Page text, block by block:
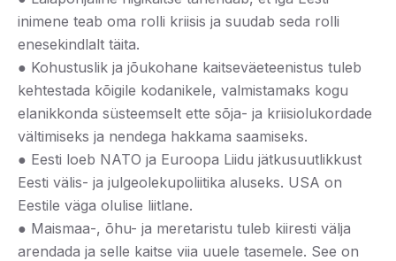
inimene teab oma rolli kriisis ja suudab seda rolli
enesekindlalt täita.
● Kohustuslik ja jõukohane kaitseväeteenistus tuleb
kehtestada kõigile kodanikele, valmistamaks kogu
elanikkonda süsteemselt ette sõja- ja kriisiolukordade
vältimiseks ja nendega hakkama saamiseks.
● Eesti loeb NATO ja Euroopa Liidu jätkusuutlikkust
Eesti välis- ja julgeolekupoliitika aluseks. USA on
Eestile väga olulise liitlane.
● Maismaa-, õhu- ja meretaristu tuleb kiiresti välja
arendada ja selle kaitse viia uuele tasemele. See on